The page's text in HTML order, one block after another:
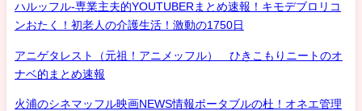
ハルッフル-専業主夫的YOUTUBERまとめ速報！キモデブロリコ
ンおたく！初老人の介護生活！激動の1750日
アニゲタレスト（元祖！アニメッフル） ひきこもりニートのオ
ナベ的まとめ速報
火浦のシネマッフル映画NEWS情報ポータブルの杜！オネエ管理